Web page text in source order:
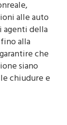
alle auto
della
alla
che
siano
chiudure e